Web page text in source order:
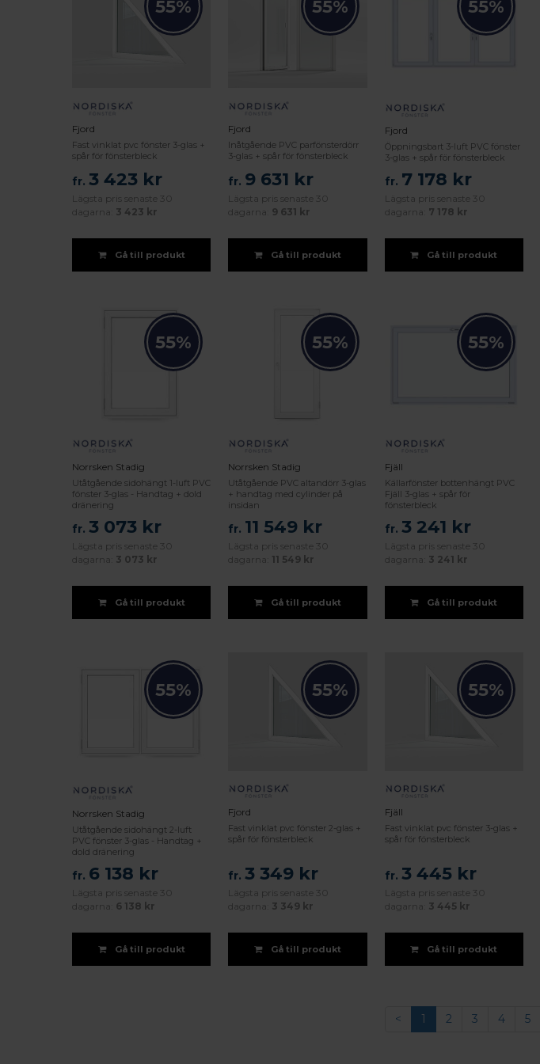
55%
Fjord
Fast vinklat pvc fönster 3-glas +
spår för fönsterbleck
fr.3 423 kr
Lägsta pris senaste 30
dagarna: 3 423 kr
Gå till produkt
55%
Fjord
Inåtgående PVC parfönsterdörr
3-glas + spår för fönsterbleck
fr. 9 631 kr
Lägsta pris senaste 30
dagarna: 9 631 kr
Gå till produkt
55%
Fjord
Öppningsbart 3-luft PVC fönster
3-glas + spår för fönsterbleck
fr. 7 178 kr
Lägsta pris senaste 30
dagarna: 7 178 kr
Gå till produkt
55%
Norrsken Stadig
Utåtgående sidohängt 1-luft PVC
fönster 3-glas - Handtag + dold
dränering
fr.3 073 kr
Lägsta pris senaste 30
dagarna: 3 073 kr
Gå till produkt
55%
Norrsken Stadig
Utåtgående PVC altandörr 3-glas
+ handtag med cylinder på
insidan
fr. 11 549 kr
Lägsta pris senaste 30
dagarna: 11 549 kr
Gå till produkt
55%
Fjäll
Källarfönster bottenhängt PVC
Fjäll 3-glas + spår för
fönsterbleck
fr. 3 241 kr
Lägsta pris senaste 30
dagarna: 3 241 kr
Gå till produkt
55%
Norrsken Stadig
Utåtgående sidohängt 2-luft
PVC fönster 3-glas - Handtag +
dold dränering
fr. 6 138 kr
Lägsta pris senaste 30
dagarna: 6 138 kr
Gå till produkt
55%
Fjord
Fast vinklat pvc fönster 2-glas +
spår för fönsterbleck
fr.3 349 kr
Lägsta pris senaste 30
dagarna: 3 349 kr
Gå till produkt
55%
Fjäll
Fast vinklat pvc fönster 3-glas +
spår för fönsterbleck
fr. 3 445 kr
Lägsta pris senaste 30
dagarna: 3 445 kr
Gå till produkt
< 1 2 3 4 5